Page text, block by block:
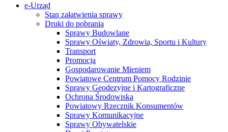
e-Urząd
Stan załatwienia sprawy
Druki do pobrania
Sprawy Budowlane
Sprawy Oświaty, Zdrowia, Sportu i Kultury
Transport
Promocja
Gospodarowanie Mieniem
Powiatowe Centrum Pomocy Rodzinie
Sprawy Geodezyjne i Kartograficzne
Ochrona Środowiska
Powiatowy Rzecznik Konsumentów
Sprawy Komunikacyjne
Sprawy Obywatelskie